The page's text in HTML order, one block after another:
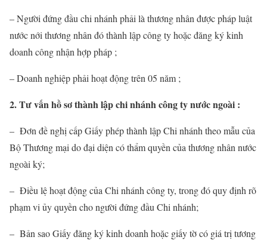
– Người đứng đầu chi nhánh phải là thương nhân được pháp luật
nước nới thương nhân đó thành lập công ty hoặc đăng ký kinh
doanh công nhận hợp pháp ;
– Doanh nghiệp phải hoạt động trên 05 năm ;
2. Tư vấn hồ sơ thành lập chi nhánh công ty nước ngoài :
– Đơn đề nghị cấp Giấy phép thành lập Chi nhánh theo mẫu của
Bộ Thương mại do đại diện có thẩm quyền của thương nhân nước
ngoài ký;
– Điều lệ hoạt động của Chi nhánh công ty, trong đó quy định rõ
phạm vi ủy quyền cho người đứng đầu Chi nhánh;
– Bản sao Giấy đăng ký kinh doanh hoặc giấy tờ có giá trị tương